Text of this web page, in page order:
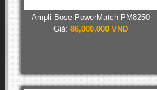
Ampli Bose PowerMatch PM8250
Giá: 86,000,000 VND